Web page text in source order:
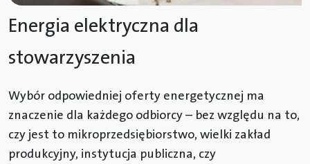
Energia elektryczna dla
stowarzyszenia
Wybór odpowiedniej oferty energetycznej ma
znaczenie dla każdego odbiorcy – bez względu na to,
czy jest to mikroprzedsiębiorstwo, wielki zakład
produkcyjny, instytucja publiczna, czy